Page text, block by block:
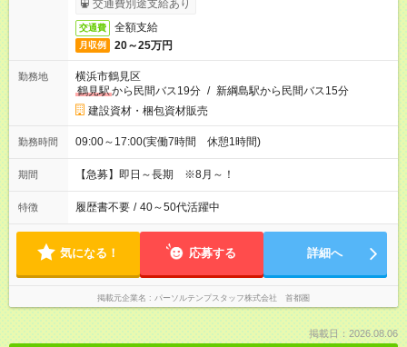
交通費別途支給あり
交通費 全額支給
月収例 20～25万円
勤務地
横浜市鶴見区
鶴見駅から民間バス19分 / 新綱島駅から民間バス15分
建設資材・梱包資材販売
勤務時間 09:00～17:00(実働7時間 休憩1時間)
期間 【急募】即日～長期 ※8月～！
特徴 履歴書不要 / 40～50代活躍中
気になる！ 応募する 詳細へ
掲載元企業名 パーソルテンプスタッフ株式会社 首都圏
掲載日：2026.08.06